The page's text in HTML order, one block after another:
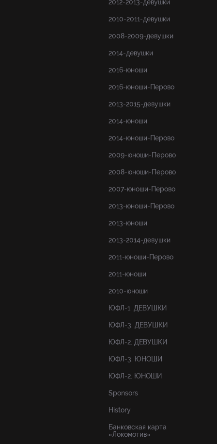
2012-2013-девушки
2010-2011-девушки
2008-2009-девушки
2014-девушки
2016-юноши
2016-юноши-Перово
2013-2015-девушки
2014-юноши
2014-юноши-Перово
2009-юноши-Перово
2008-юноши-Перово
2007-юноши-Перово
2013-юноши-Перово
2013-юноши
2013-2014-девушки
2011-юноши-Перово
2011-юноши
2010-юноши
ЮФЛ-1. ДЕВУШКИ
ЮФЛ-3. ДЕВУШКИ
ЮФЛ-2. ДЕВУШКИ
ЮФЛ-3. ЮНОШИ
ЮФЛ-2. ЮНОШИ
Sponsors
History
Банковская карта
«Локомотив»